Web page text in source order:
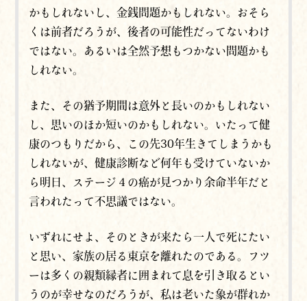
かもしれないし、金銭問題かもしれない。おそら
くは前者だろうが、後者の可能性だってないわけ
ではない。あるいは全然予想もつかない問題かも
しれない。
また、その猶予期間は意外と長いのかもしれない
し、思いのほか短いのかもしれない。いたって健
康のつもりだから、この先30年生きてしまうかも
しれないが、健康診断など何年も受けていないか
ら明日、ステージ４の癌が見つかり余命半年だと
言われたって不思議ではない。
いずれにせよ、そのときが来たら一人で死にたい
と思い、家族の居る東京を離れたのである。フツ
ーは多くの親類縁者に囲まれて息を引き取るとい
うのが幸せなのだろうが、私は老いた象が群れか